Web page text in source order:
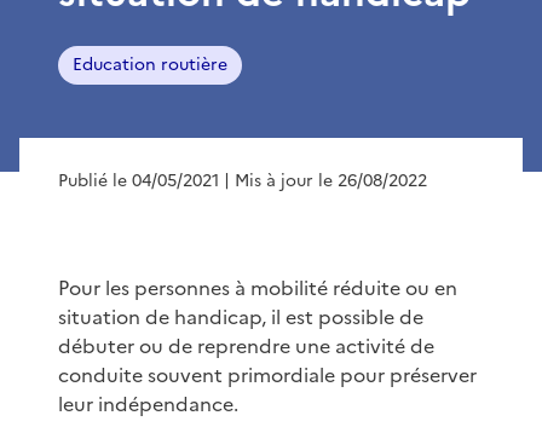
Education routière
Publié le 04/05/2021 | Mis à jour le 26/08/2022
Pour les personnes à mobilité réduite ou en
situation de handicap, il est possible de
débuter ou de reprendre une activité de
conduite souvent primordiale pour préserver
leur indépendance.